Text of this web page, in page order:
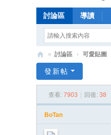
討論區 導讀
港
» 討論區 › 可愛貼圖
發新帖
查看: 7903 回復: 38
BoTan